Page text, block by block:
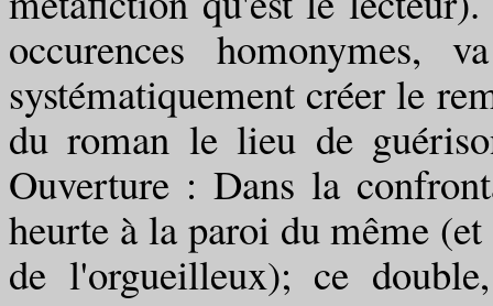
occurences
systématiquement créer le
du roman le lieu de
Ouverture : Dans la
heurte à la paroi du même
de l'orgueilleux); ce